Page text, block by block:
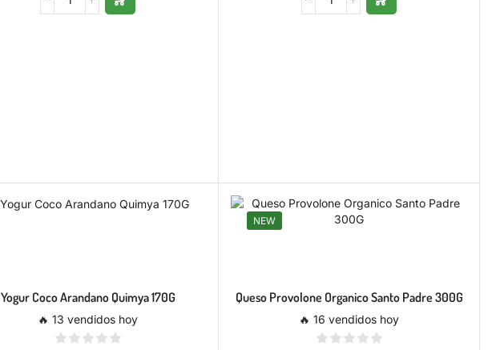
Yogur Coco Arandano Quimya 170G
🔥 13 vendidos hoy
NEW
Queso Provolone Organico Santo Padre 300G
🔥 16 vendidos hoy